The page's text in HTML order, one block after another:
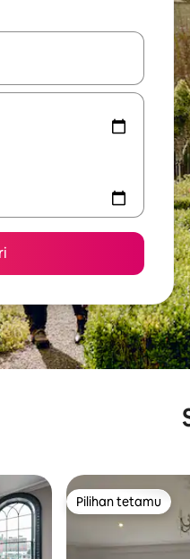
dengan kekunci anak
Pilihan tetamu
Pilihan tetamu